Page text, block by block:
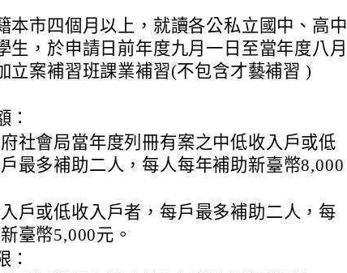
本市四個月以上，就讀各公私立國中、高中
生，於申請日前年度九月一日至當年度八月
立案補習班課業補習(不包含才藝補習 )
：
社會局當年度列冊有案之中低收入戶或低
最多補助二人，每人每年補助新臺幣8,000
戶或低收入戶者，每戶最多補助二人，每
臺幣5,000元。
：